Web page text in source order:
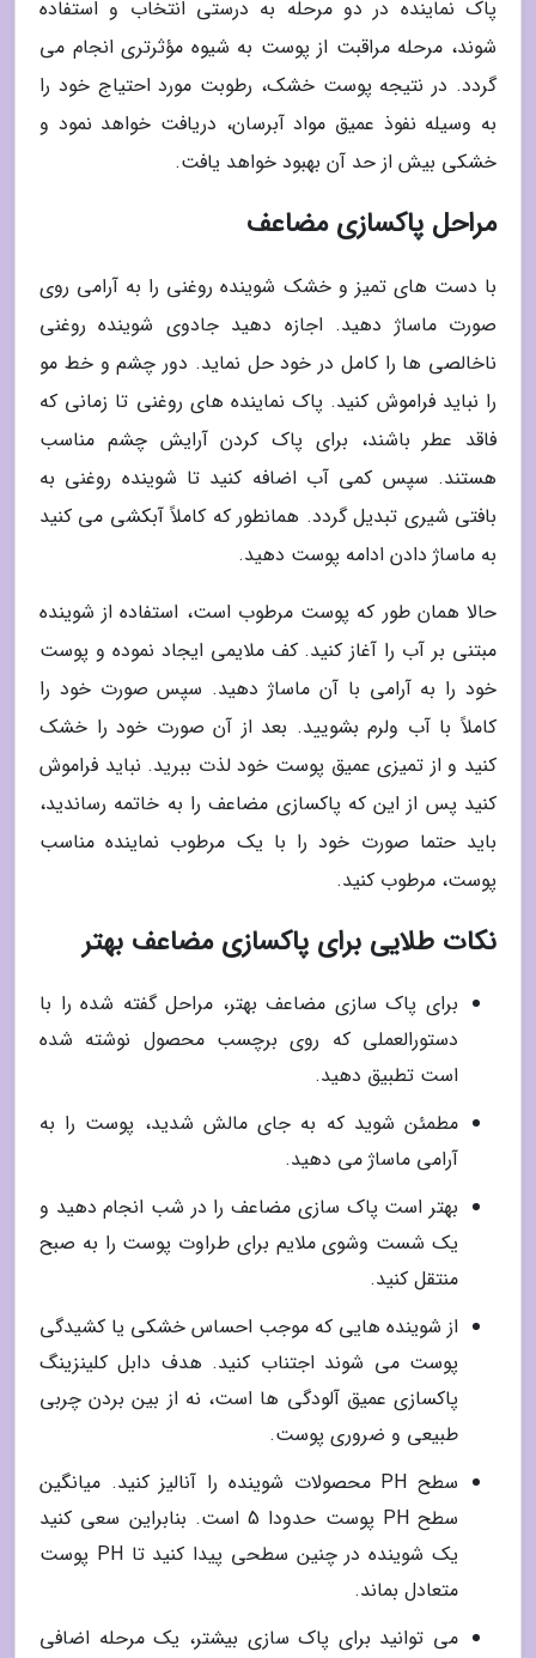
پاک نماینده در دو مرحله به درستی انتخاب و استفاده
شوند، مرحله مراقبت از پوست به شیوه مؤثرتری انجام می
گردد. در نتیجه پوست خشک، رطوبت مورد احتیاج خود را
به وسیله نفوذ عمیق مواد آبرسان، دریافت خواهد نمود و
خشکی بیش از حد آن بهبود خواهد یافت.
مراحل پاکسازی مضاعف
با دست های تمیز و خشک شوینده روغنی را به آرامی روی
صورت ماساژ دهید. اجازه دهید جادوی شوینده روغنی
ناخالصی ها را کامل در خود حل نماید. دور چشم و خط مو
را نباید فراموش کنید. پاک نماینده های روغنی تا زمانی که
فاقد عطر باشند، برای پاک کردن آرایش چشم مناسب
هستند. سپس کمی آب اضافه کنید تا شوینده روغنی به
بافتی شیری تبدیل گردد. همانطور که کاملاً آبکشی می کنید
به ماساژ دادن ادامه پوست دهید.
حالا همان طور که پوست مرطوب است، استفاده از شوینده
مبتنی بر آب را آغاز کنید. کف ملایمی ایجاد نموده و پوست
خود را به آرامی با آن ماساژ دهید. سپس صورت خود را
کاملاً با آب ولرم بشویید. بعد از آن صورت خود را خشک
کنید و از تمیزی عمیق پوست خود لذت ببرید. نباید فراموش
کنید پس از این که پاکسازی مضاعف را به خاتمه رساندید،
باید حتما صورت خود را با یک مرطوب نماینده مناسب
پوست، مرطوب کنید.
نکات طلایی برای پاکسازی مضاعف بهتر
برای پاک سازی مضاعف بهتر، مراحل گفته شده را با
دستورالعملی که روی برچسب محصول نوشته شده
است تطبیق دهید.
مطمئن شوید که به جای مالش شدید، پوست را به
آرامی ماساژ می دهید.
بهتر است پاک سازی مضاعف را در شب انجام دهید و
یک شست وشوی ملایم برای طراوت پوست را به صبح
منتقل کنید.
از شوینده هایی که موجب احساس خشکی یا کشیدگی
پوست می شوند اجتناب کنید. هدف دابل کلینزینگ
پاکسازی عمیق آلودگی ها است، نه از بین بردن چربی
طبیعی و ضروری پوست.
سطح PH محصولات شوینده را آنالیز کنید. میانگین
سطح PH پوست حدودا 5 است. بنابراین سعی کنید
یک شوینده در چنین سطحی پیدا کنید تا PH پوست
متعادل بماند.
می توانید برای پاک سازی بیشتر، یک مرحله اضافی